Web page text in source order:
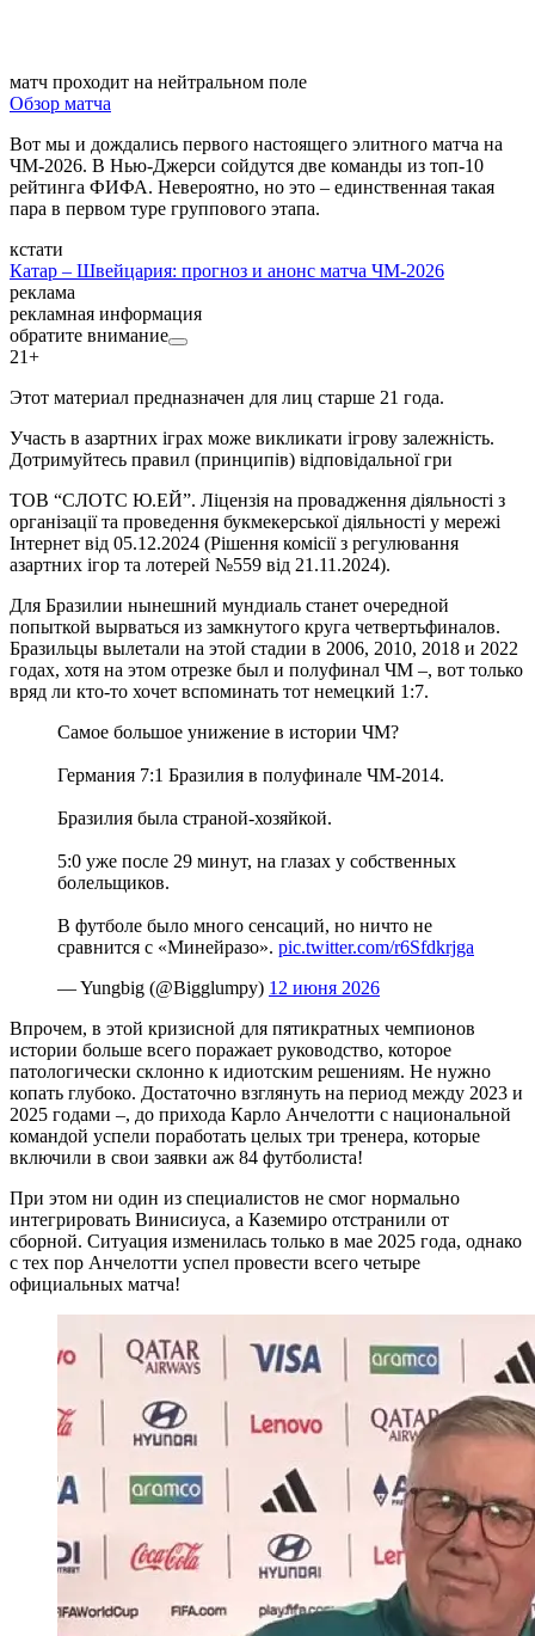
матч проходит на нейтральном поле
Обзор матча
Вот мы и дождались первого настоящего элитного матча на
ЧМ-2026. В Нью-Джерси сойдутся две команды из топ-10
рейтинга ФИФА. Невероятно, но это – единственная такая
пара в первом туре группового этапа.
кстати
Катар – Швейцария: прогноз и анонс матча ЧМ-2026
реклама
рекламная информация
обратите внимание
21+
Этот материал предназначен для лиц старше 21 года.
Участь в азартних іграх може викликати ігрову залежність.
Дотримуйтесь правил (принципів) відповідальної гри
ТОВ “СЛОТС Ю.ЕЙ”. Ліцензія на провадження діяльності з
організації та проведення букмекерської діяльності у мережі
Інтернет від 05.12.2024 (Рішення комісії з регулювання
азартних ігор та лотерей №559 від 21.11.2024).
Для Бразилии нынешний мундиаль станет очередной
попыткой вырваться из замкнутого круга четвертьфиналов.
Бразильцы вылетали на этой стадии в 2006, 2010, 2018 и 2022
годах, хотя на этом отрезке был и полуфинал ЧМ –, вот только
вряд ли кто-то хочет вспоминать тот немецкий 1:7.
Самое большое унижение в истории ЧМ?
Германия 7:1 Бразилия в полуфинале ЧМ-2014.
Бразилия была страной-хозяйкой.
5:0 уже после 29 минут, на глазах у собственных
болельщиков.
В футболе было много сенсаций, но ничто не
сравнится с «Минейразо».️ pic.twitter.com/r6Sfdkrjga
— Yungbig (@Bigglumpy) 12 июня 2026
Впрочем, в этой кризисной для пятикратных чемпионов
истории больше всего поражает руководство, которое
патологически склонно к идиотским решениям. Не нужно
копать глубоко. Достаточно взглянуть на период между 2023 и
2025 годами –, до прихода Карло Анчелотти с национальной
командой успели поработать целых три тренера, которые
включили в свои заявки аж 84 футболиста!
При этом ни один из специалистов не смог нормально
интегрировать Винисиуса, а Каземиро отстранили от
сборной. Ситуация изменилась только в мае 2025 года, однако
с тех пор Анчелотти успел провести всего четыре
официальных матча!